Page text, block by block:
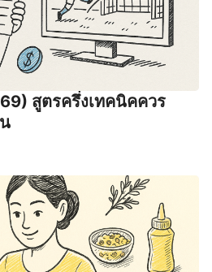
สูตรครึ่งเทคนิคควร